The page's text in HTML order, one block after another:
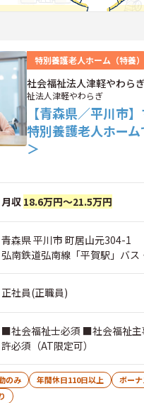
特別養護老人ホーム（特養）
社会福祉法人津軽やわら
祉法人津軽やわらぎ
【青森県／平川市
特別養護老人ホー
＞
月収 18.6万円～21.5万円
青森県 平川市 町居山元304-1
弘南鉄道弘南線「平賀駅」バス
正社員(正職員)
■社会福祉士必須 ■社会福祉
許必須（AT限定可）
のみ 年間休日110日以上 ボー